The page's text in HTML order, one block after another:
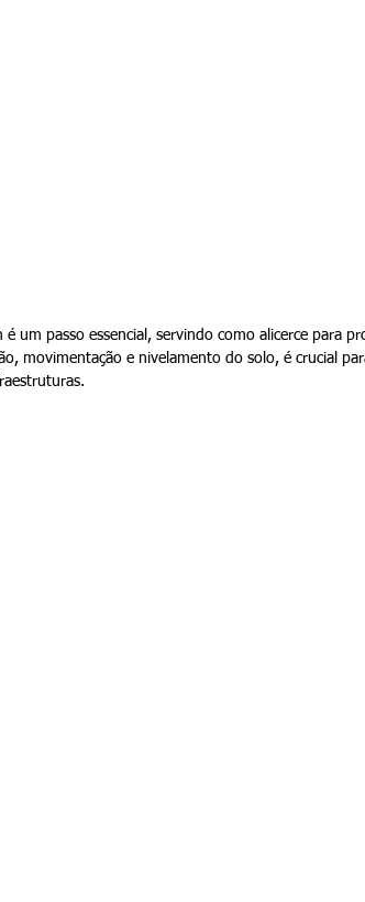
um passo essencial, servindo como alicerce para
movimentação e nivelamento do solo, é crucial